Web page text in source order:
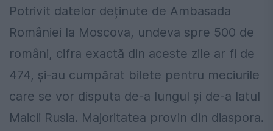
Potrivit datelor deținute de Ambasada
României la Moscova, undeva spre 500 de
români, cifra exactă din aceste zile ar fi de
474, și-au cumpărat bilete pentru meciurile
care se vor disputa de-a lungul și de-a latul
Maicii Rusia. Majoritatea provin din diaspora.